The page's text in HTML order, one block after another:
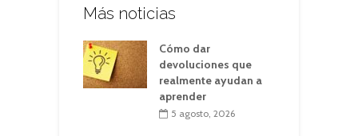
Más noticias
Cómo dar
devoluciones que
realmente ayudan a
aprender
5 agosto, 2026